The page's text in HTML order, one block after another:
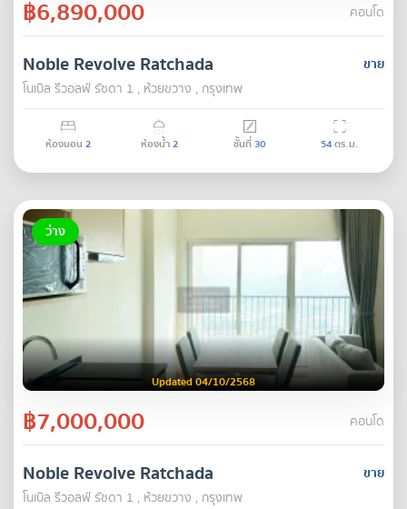
฿6,890,000 คอนโด
ขาย
Noble Revolve Ratchada
โนเบิล รีวอลฟ์ รัชดา 1 , ห้วยขวาง , กรุงเทพ
ห้องนอน 2 ห้องน้ำ2 ชั้นที่30 54ตร.ม.
ว่าง
Updated 04/10/2568
฿7,000,000 คอนโด
ขาย
Noble Revolve Ratchada
โนเบิล รีวอลฟ์ รัชดา 1 , ห้วยขวาง , กรุงเทพ